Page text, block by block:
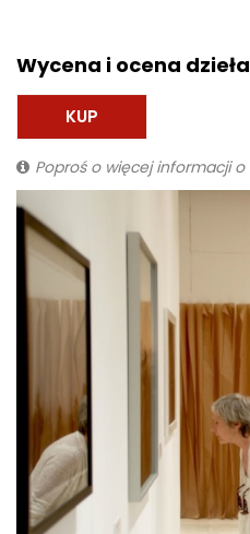
Wycena i ocena
KUP
Poproś o więcej informacji o